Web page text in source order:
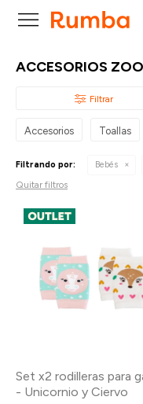

ACCESORIOS
Accesorios Toallas
Filtrando por: Bebés
Quitar filtros
Set x2 rodilleras para
- Unicornio y Ciervo